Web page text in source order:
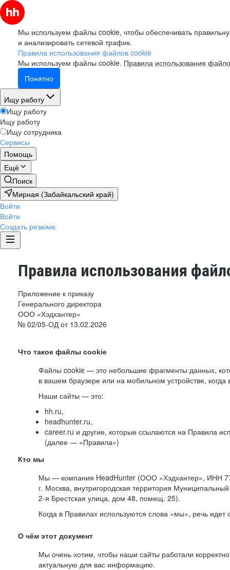
Мы используем файлы cookie, чтобы обеспечивать
и анализировать сетевой трафик.
Правила использования файлов cookie
Мы используем файлы cookie. Правила использования
Понятно
Ищу работу
Ищу работу
Ищу работу
Ищу сотрудника
Сервисы
Помощь
Ещё
Поиск
Мирная (Забайкальский край)
Войти
Войти
Создать резюме
Правила использования
Приложение к приказу
Генерального директора
ООО «Хэдхантер»
№ 02/05-ОД от 13.02.2026
Что такое файлы cookie
Файлы cookie — это небольшие фрагменты данных,
в вашем браузере или на мобильном устройстве,
Наши сайты — это:
hh.ru,
headhunter.ru,
career.ru и другие, которые ссылаются на Правила
(далее — «Правила»)
Кто мы
Мы — компания HeadHunter (ООО «Хэдхантер», ИНН
г. Москва, внутригородская территория Муниципальный
2-я Брестская улица, дом 48, помещ. 25).
Когда в Правилах используются слова «мы», речь
О чём этот документ
Мы очень хотим, чтобы наши сайты работали
актуальную для вас информацию.